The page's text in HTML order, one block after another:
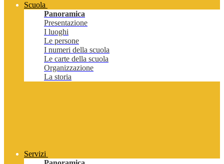
Scuola
Panoramica
Presentazione
I luoghi
Le persone
I numeri della scuola
Le carte della scuola
Organizzazione
La storia
Servizi